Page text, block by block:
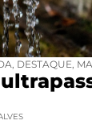
DESTAQUE